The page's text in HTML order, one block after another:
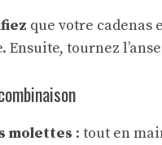
que votre cadenas
Ensuite, tournez
molettes : tout en